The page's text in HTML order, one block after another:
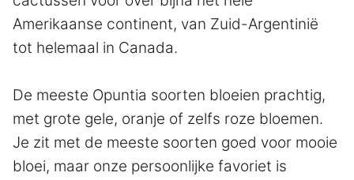
Amerikaanse continent, van Zuid-Argentinië
tot helemaal in Canada.
De meeste Opuntia soorten bloeien prachtig,
met grote gele, oranje of zelfs roze bloemen.
Je zit met de meeste soorten goed voor mooie
bloei, maar onze persoonlijke favoriet is